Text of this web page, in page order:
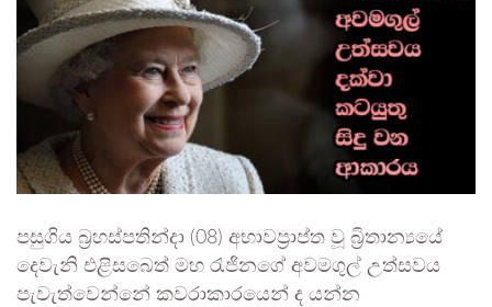
පසුගිය බ්‍රහස්පතින්දා (08) අභාවප්‍රාප්ත වූ බ්‍රිතාන්‍යයේ
දෙවැනි එළිසබෙත් මහ රැජිනගේ අවමගුල් උත්සවය
පැවැත්වෙන්නේ කවරාකාරයෙන් ද යන්න